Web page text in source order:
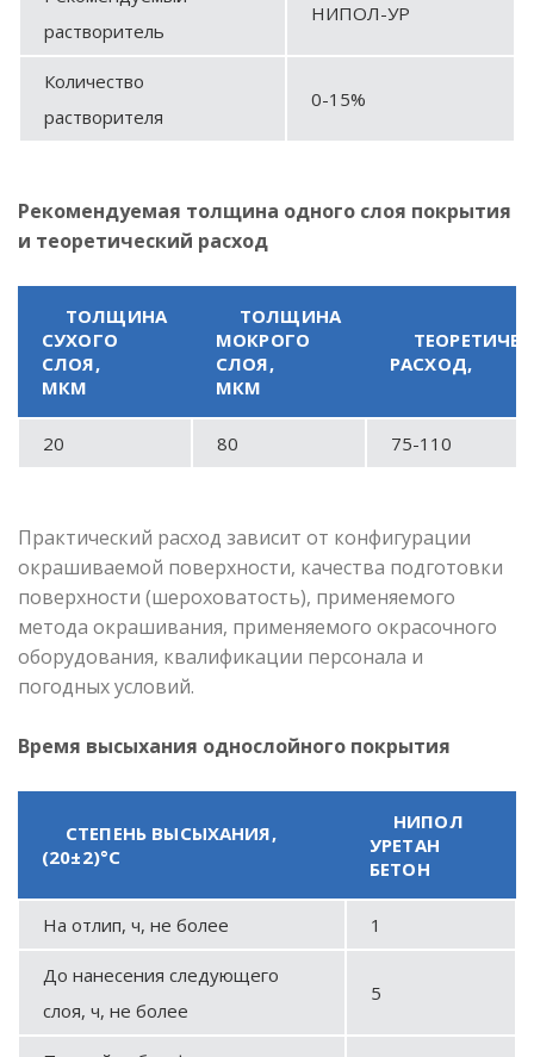
растворитель
НИПОЛ-УР
Количество
растворителя
0-15%
Рекомендуемая толщина одного слоя покрытия
и теоретический расход
ТОЛЩИНА
СУХОГО
СЛОЯ,
МКМ
ТОЛЩИНА
МОКРОГО
СЛОЯ,
МКМ
РАСХОД,
20 80 75-110
Практический расход зависит от конфигурации
окрашиваемой поверхности, качества подготовки
поверхности (шероховатость), применяемого
метода окрашивания, применяемого окрасочного
оборудования, квалификации персонала и
погодных условий.
Время высыхания однослойного покрытия
СТЕПЕНЬ ВЫСЫХАНИЯ,
(20±2)°С
НИПОЛ
УРЕТАН
БЕТОН
На отлип, ч, не более 1
До нанесения следующего
слоя, ч, не более
5